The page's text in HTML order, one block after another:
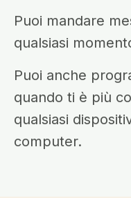
Puoi mandare
qualsiasi
Puoi anche
quando ti è più
qualsiasi
computer.